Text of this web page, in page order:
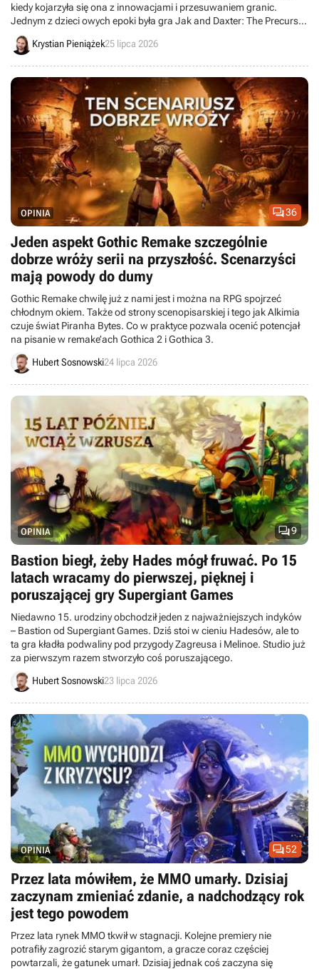
kiedy kojarzyła się ona z innowacjami i przesuwaniem granic.
Jednym z dzieci owych epoki była gra Jak and Daxter: The Precursor
Legacy.
Krystian Pieniążek25 lipca 2026
36
OPINIA
Jeden aspekt Gothic Remake szczególnie
dobrze wróży serii na przyszłość. Scenarzyści
mają powody do dumy
Gothic Remake chwilę już z nami jest i można na RPG spojrzeć
chłodnym okiem. Także od strony scenopisarskiej i tego jak Alkimia
czuje świat Piranha Bytes. Co w praktyce pozwala ocenić potencjał
na pisanie w remake’ach Gothica 2 i Gothica 3.
Hubert Sosnowski24 lipca 2026
9
OPINIA
Bastion biegł, żeby Hades mógł fruwać. Po 15
latach wracamy do pierwszej, pięknej i
poruszającej gry Supergiant Games
Niedawno 15. urodziny obchodził jeden z najważniejszych indyków
– Bastion od Supergiant Games. Dziś stoi w cieniu Hadesów, ale to
ta gra kładła podwaliny pod przygody Zagreusa i Melinoe. Studio już
za pierwszym razem stworzyło coś poruszającego.
Hubert Sosnowski23 lipca 2026
52
OPINIA
Przez lata mówiłem, że MMO umarły. Dzisiaj
zaczynam zmieniać zdanie, a nadchodzący rok
jest tego powodem
Przez lata rynek MMO tkwił w stagnacji. Kolejne premiery nie
potrafiły zagrozić starym gigantom, a gracze coraz częściej
powtarzali, że gatunek umarł. Dzisiaj jednak coś zaczyna się